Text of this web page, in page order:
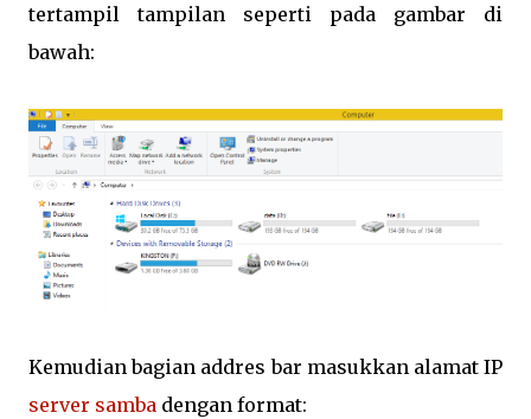
tertampil tampilan seperti pada gambar di
bawah:
Kemudian bagian addres bar masukkan alamat IP
server samba dengan format: